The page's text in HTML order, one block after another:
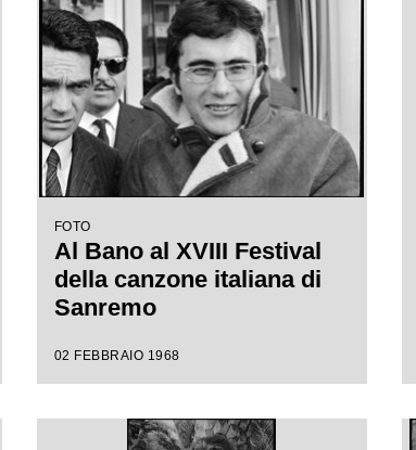
FOTO
Al Bano al XVIII Festival
della canzone italiana di
Sanremo
02 FEBBRAIO 1968